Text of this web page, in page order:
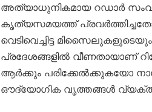
അത്യാധുനികമായ റഡാർ
കൃത്യസമയത്ത്
വെടിവെച്ചിട്ട
പ്രദേശങ്ങളിൽ വീണതായാണ്
ആർക്കും പരിക്കേൽക്കുകയോ
ഔദ്യോഗിക വൃത്തങ്ങൾ